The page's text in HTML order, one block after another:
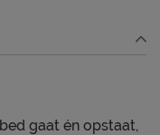
gaat én opstaat,